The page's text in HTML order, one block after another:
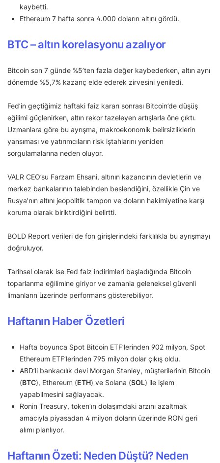
kaybetti.
Ethereum 7 hafta sonra 4.000 doların altını gördü.
BTC – altın korelasyonu azalıyor
Bitcoin son 7 günde %5’ten fazla değer kaybederken, altın aynı
dönemde %5,7% kazanç elde ederek zirvesini yeniledi.
Fed’in geçtiğimiz haftaki faiz kararı sonrası Bitcoin’de düşüş
eğilimi güçlenirken, altın rekor tazeleyen artışlarla öne çıktı.
Uzmanlara göre bu ayrışma, makroekonomik belirsizliklerin
yansıması ve yatırımcıların risk iştahlarını yeniden
sorgulamalarına neden oluyor.
VALR CEO’su Farzam Ehsani, altının kazancının devletlerin ve
merkez bankalarının talebinden beslendiğini, özellikle Çin ve
Rusya’nın altını jeopolitik tampon ve doların hakimiyetine karşı
koruma olarak biriktirdiğini belirtti.
BOLD Report verileri de fon girişlerindeki farklılıkla bu ayrışmayı
doğruluyor.
Tarihsel olarak ise Fed faiz indirimleri başladığında Bitcoin
toparlanma eğilimine giriyor ve zamanla geleneksel güvenli
limanların üzerinde performans gösterebiliyor.
Haftanın Haber Özetleri
Hafta boyunca Spot Bitcoin ETF’lerinden 902 milyon, Spot
Ethereum ETF’lerinden 795 milyon dolar çıkış oldu.
ABD’li bankacılık devi Morgan Stanley, müşterilerinin Bitcoin
(BTC), Ethereum (ETH) ve Solana (SOL) ile işlem
yapabilmesini sağlayacak.
Ronin Treasury, token’ın dolaşımdaki arzını azaltmak
amacıyla piyasadan 4 milyon doların üzerinde RON geri
alımı planlıyor.
Haftanın Özeti: Neden Düştü? Neden